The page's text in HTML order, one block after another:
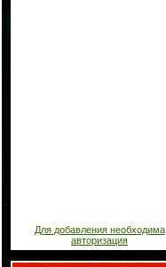
Для добавления необходима
авторизация